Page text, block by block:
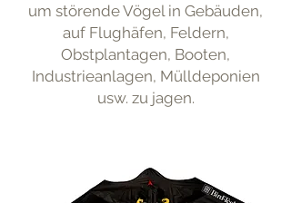
um störende Vögel in Gebäuden,
auf Flughäfen, Feldern,
Obstplantagen, Booten,
Industrieanlagen, Mülldeponien
usw. zu jagen.